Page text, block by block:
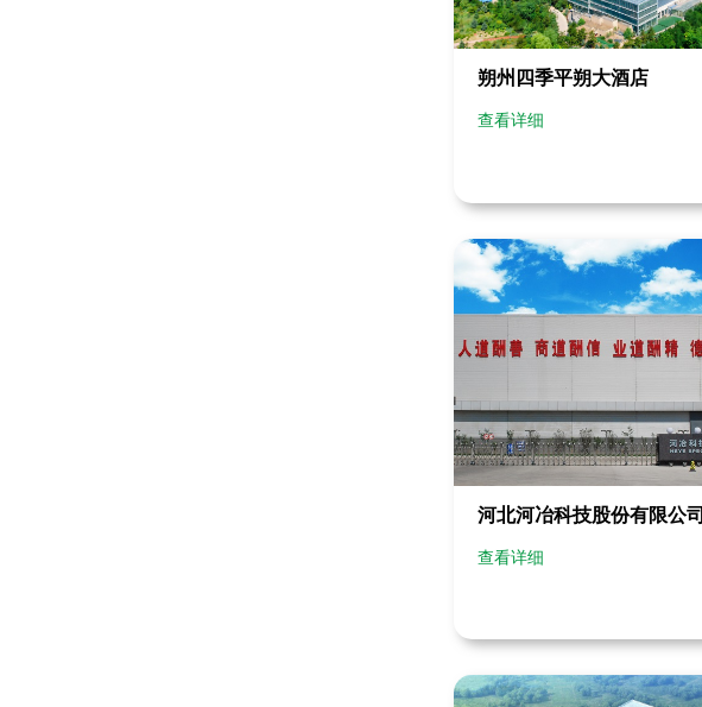
朔州四季平朔大酒店
查看详细
河北河冶科技股份有限公司
查看详细